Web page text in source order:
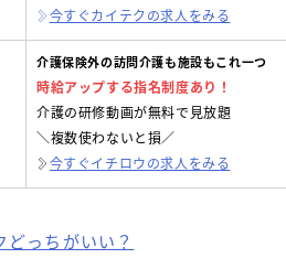
今すぐカイテクの求人をみる
介護保険外の訪問介護も施設もこれ一つ
時給アップする指名制度あり！
介護の研修動画が無料で見放題
＼複数使わないと損／
今すぐイチロウの求人をみる
っちがいい？